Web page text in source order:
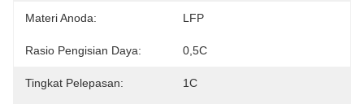
Materi Anoda: LFP
Rasio Pengisian Daya: 0,5C
Tingkat Pelepasan: 1C